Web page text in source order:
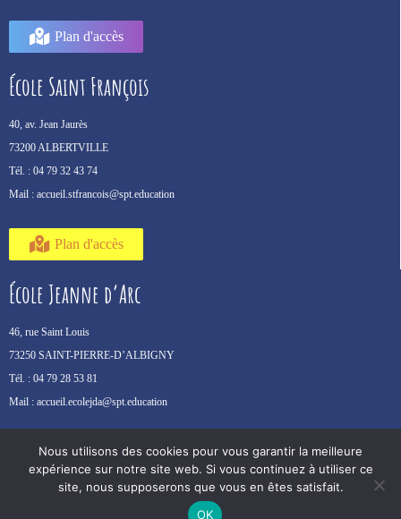
Plan d'accès
École Saint François
40, av. Jean Jaurès
73200 ALBERTVILLE
Tél. : 04 79 32 43 74
Mail : accueil.stfrancois@spt.education
Plan d'accès
École Jeanne d’Arc
46, rue Saint Louis
73250 SAINT-PIERRE-D’ALBIGNY
Tél. : 04 79 28 53 81
Mail : accueil.ecolejda@spt.education
Plan d'accès
Nous utilisons des cookies pour vous garantir la meilleure
expérience sur notre site web. Si vous continuez à utiliser ce
site, nous supposerons que vous en êtes satisfait.
OK